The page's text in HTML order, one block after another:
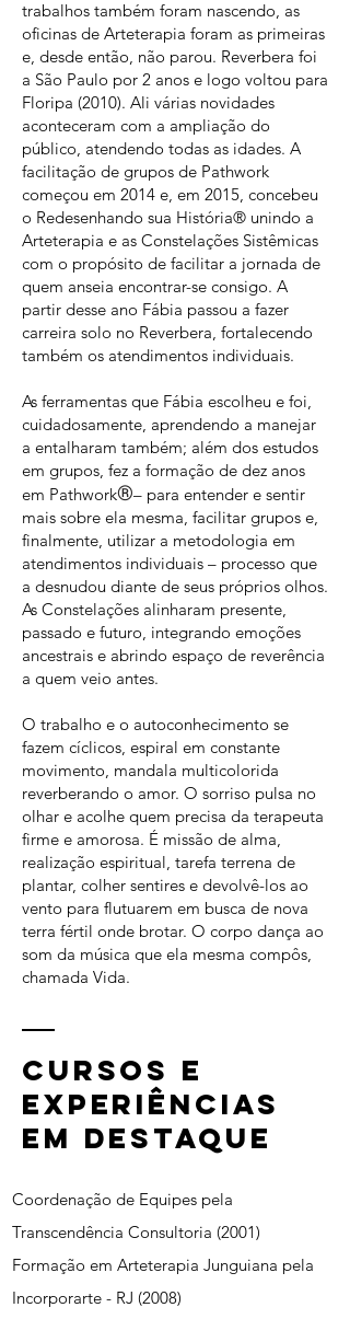
trabalhos também foram nascendo, as
oficinas de Arteterapia foram as primeiras
e, desde então, não parou. Reverbera foi
a São Paulo por 2 anos e logo voltou para
Floripa (2010). Ali várias novidades
aconteceram com a ampliação do
público, atendendo todas as idades. A
facilitação de grupos de Pathwork
começou em 2014 e, em 2015, concebeu
o Redesenhando sua História® unindo a
Arteterapia e as Constelações Sistêmicas
com o propósito de facilitar a jornada de
quem anseia encontrar-se consigo. A
partir desse ano Fábia passou a fazer
carreira solo no Reverbera, fortalecendo
também os atendimentos individuais.
As ferramentas que Fábia escolheu e foi,
cuidadosamente, aprendendo a manejar
a entalharam também; além dos estudos
em grupos, fez a formação de dez anos
em Pathwork®– para entender e sentir
mais sobre ela mesma, facilitar grupos e,
finalmente, utilizar a metodologia em
atendimentos individuais – processo que
a desnudou diante de seus próprios olhos.
As Constelações alinharam presente,
passado e futuro, integrando emoções
ancestrais e abrindo espaço de reverência
a quem veio antes.
O trabalho e o autoconhecimento se
fazem cíclicos, espiral em constante
movimento, mandala multicolorida
reverberando o amor. O sorriso pulsa no
olhar e acolhe quem precisa da terapeuta
firme e amorosa. É missão de alma,
realização espiritual, tarefa terrena de
plantar, colher sentires e devolvê-los ao
vento para flutuarem em busca de nova
terra fértil onde brotar. O corpo dança ao
som da música que ela mesma compôs,
chamada Vida.
Cursos e
experiências
em destaque
Coordenação de Equipes pela
Transcendência Consultoria (2001)
Formação em Arteterapia Junguiana pela
Incorporarte - RJ (2008)